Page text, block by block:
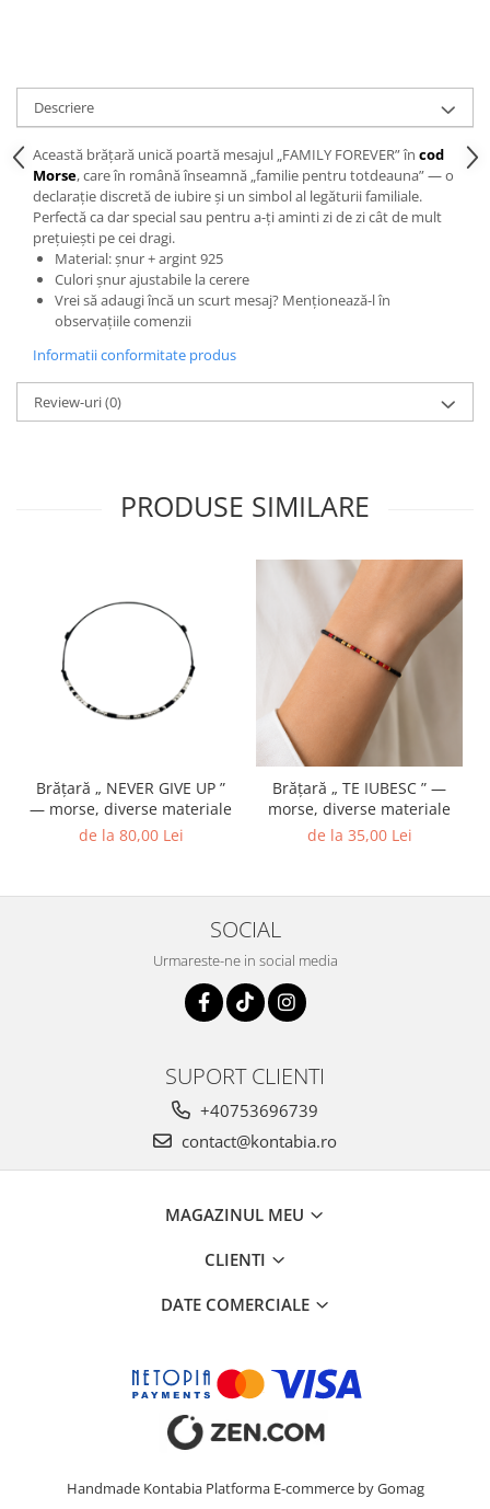
Descriere
Această brățară unică poartă mesajul „FAMILY FOREVER” în cod
Morse, care în română înseamnă „familie pentru totdeauna” — o
declarație discretă de iubire și un simbol al legăturii familiale.
Perfectă ca dar special sau pentru a-ți aminti zi de zi cât de mult
prețuiești pe cei dragi.
Material: șnur + argint 925
Culori șnur ajustabile la cerere
Vrei să adaugi încă un scurt mesaj? Menționează-l în
observațiile comenzii
Informatii conformitate produs
Review-uri(0)
PRODUSE SIMILARE
Brățară „ NEVER GIVE UP ”
— morse, diverse materiale
de la 80,00 Lei
Brățară „ TE IUBESC ” —
morse, diverse materiale
de la 35,00 Lei
SOCIAL
Urmareste-ne in social media
SUPORT CLIENTI
+40753696739
contact@kontabia.ro
MAGAZINUL MEU
CLIENTI
DATE COMERCIALE
Handmade Kontabia Platforma E-commerce by Gomag